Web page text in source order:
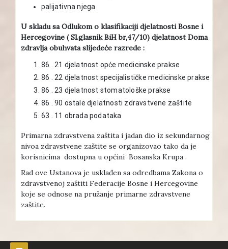
palijativna njega
U skladu sa Odlukom o klasifikaciji djelatnosti Bosne i
Hercegovine ( Sl.glasnik BiH br,47/10) djelatnost Doma
zdravlja obuhvata slijedeće razrede :
86 . 21 djelatnost opće medicinske prakse
86 . 22 djelatnost specijalističke medicinske prakse
86 . 23 djelatnost stomatološke prakse
86 . 90 ostale djelatnosti zdravstvene zaštite
63 . 11 obrada podataka
Primarna zdravstvena zaštita i jadan dio iz sekundarnog
nivoa zdravstvene zaštite se organizovao tako da je
korisnicima dostupna u općini Bosanska Krupa .
Rad ove Ustanova je usklađen sa odredbama Zakona o
zdravstvenoj zaštiti Federacije Bosne i Hercegovine
koje se odnose na pružanje primarne zdravstvene
zaštite.